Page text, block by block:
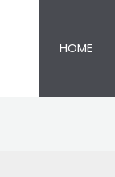
HOME